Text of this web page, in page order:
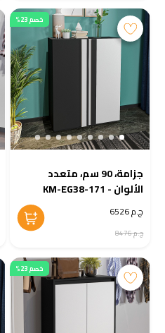
خصم 23%
جزامة، 90 سم، متعدد
الألوان - KM-EG38-171
ج.م 6526
ج.م 8476
خصم 23%